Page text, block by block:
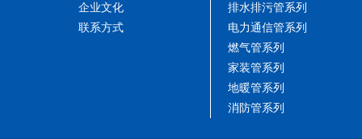
企业文化
联系方式
排水排污管系列
电力通信管系列
燃气管系列
家装管系列
地暖管系列
消防管系列